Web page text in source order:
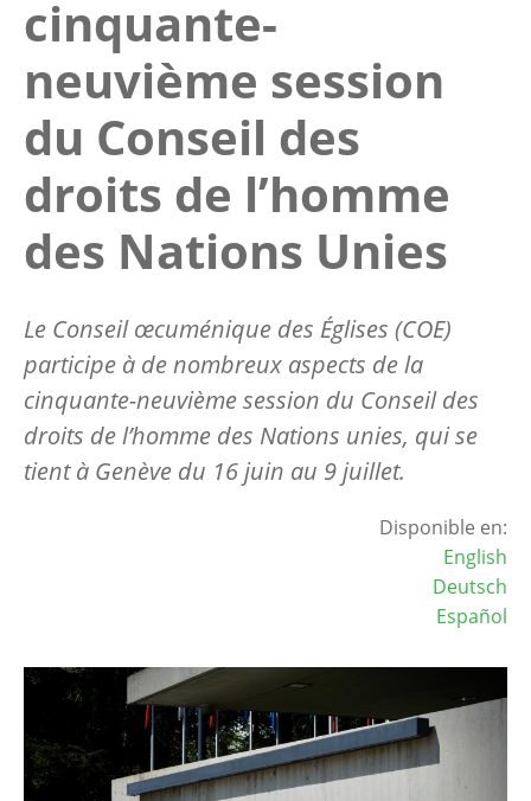
cinquante-
neuvième session
du Conseil des
droits de l’homme
des Nations Unies
Le Conseil œcuménique des Églises (COE)
participe à de nombreux aspects de la
cinquante-neuvième session du Conseil des
droits de l’homme des Nations unies, qui se
tient à Genève du 16 juin au 9 juillet.
Disponible en:
English
Deutsch
Español
Image